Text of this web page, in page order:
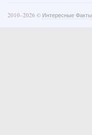
2010–2026 © Интересные Факты